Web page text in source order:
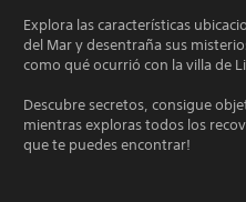
Explora las características
del Mar y desentraña sus
como qué ocurrió con la villa de
Descubre secretos, consigue
mientras exploras todos los
que te puedes encontrar!